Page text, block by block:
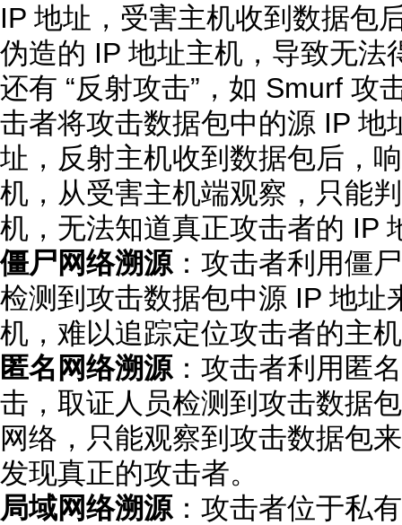
IP 地址，受害主机收到数据包
伪造的 IP 地址主机，导致无法
还有 “反射攻击”，如 Smurf 攻
击者将攻击数据包中的源 IP 地
址，反射主机收到数据包后，
机，从受害主机端观察，只能
机，无法知道真正攻击者的 IP
僵尸网络溯源：攻击者利用僵
检测到攻击数据包中源 IP 地址
机，难以追踪定位攻击者的主
匿名网络溯源：攻击者利用匿
击，取证人员检测到攻击数据
网络，只能观察到攻击数据包
发现真正的攻击者。
局域网络溯源：攻击者位于私